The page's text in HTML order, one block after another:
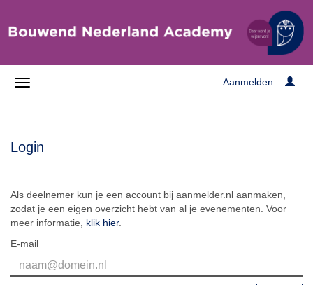
Aanmelden
Login
Als deelnemer kun je een account bij aanmelder.nl aanmaken,
zodat je een eigen overzicht hebt van al je evenementen. Voor
meer informatie, klik hier.
E-mail